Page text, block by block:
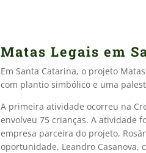
Matas Legais em
Em Santa Catarina, o projeto
com plantio simbólico e uma
A primeira atividade ocorreu na
envolveu 75 crianças. A atividade
empresa parceira do projeto,
oportunidade, Leandro Casanova,